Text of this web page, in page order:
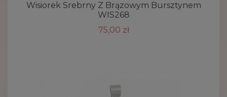
Wisiorek Srebrny Z Brązowym Bursztynem
WIS268
75,00 zł